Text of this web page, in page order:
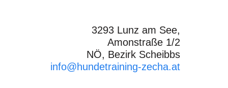
3293 Lunz am See,
Amonstraße 1/2
NÖ, Bezirk Scheibbs
info@hundetraining-zecha.at